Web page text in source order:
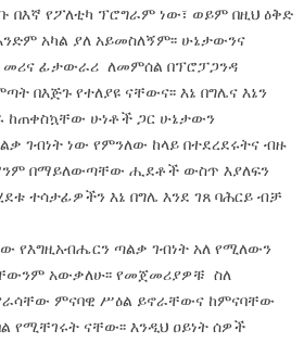
በእኛ የፖለቲካ ፕሮግራም ነው፣ ወይም በዚህ ዕቅድ
አካል ያለ አይመስለኝም፡፡ ሁኔታውንና
ፊታውራሪ ለመምሰል በፕሮፓጋንዳ
የተለያዩ ናቸውና፡፡ እኔ በግሌና እኔን
ከጠቀስኳቸው ሁነቶች ጋር ሁኔታውን
ገብነት ነው የምንለው ከላይ በተደረደሩትና ብዙ
በማይለውጣቸው ሒደቶች ውስጥ እያለፍን
ተሳታፊዎችን እኔ በግሌ እንደ ገጸ ባሕርይ ብቻ
የእግዚአብሔርን ጣልቃ ገብነት አለ የሚለውን
አውቃለሁ፡፡ የመጀመሪያዎቹ ስለ
ምናባዊ ሥዕል ይኖራቸውና ከምናባቸው
የሚቸገሩት ናቸው፡፡ እንዲህ ዐይነት ሰዎች